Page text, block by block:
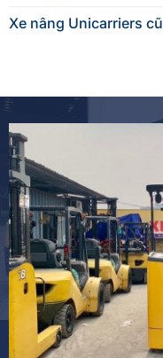
Xe nâng Unicarriers cũ